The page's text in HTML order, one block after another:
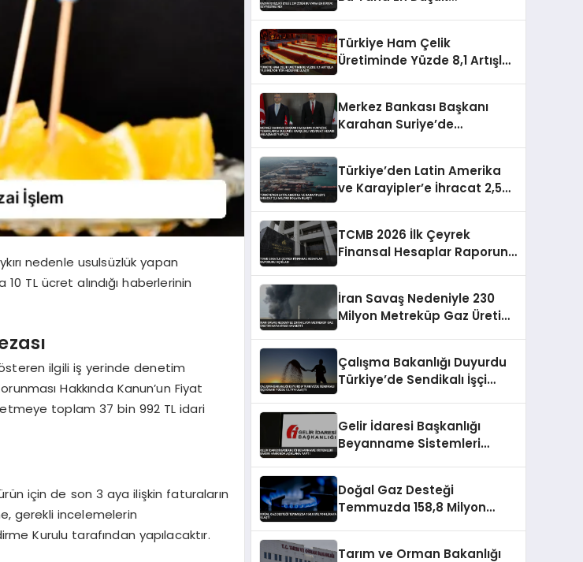
nedenle usulsüzlük yapan
TL ücret alındığı haberlerinin
ilgili iş yerinde denetim
Hakkında Kanun’un Fiyat
toplam 37 bin 992 TL idari
için de son 3 aya ilişkin faturaların
gerekli incelemelerin
Kurulu tarafından yapılacaktır.
Türkiye Ham Çelik
Üretiminde Yüzde 8,1 Artışla
Merkez Bankası Başkanı
Karahan Suriye’de
Anlaşması Yapıldı
Türkiye’den Latin Amerika
ve Karayipler’e İhracat 2,5
TCMB 2026 İlk Çeyrek
Finansal Hesaplar Raporunu
İran Savaş Nedeniyle 230
Milyon Metreküp Gaz Üretim
Çalışma Bakanlığı Duyurdu
Türkiye’de Sendikalı İşçi
Gelir İdaresi Başkanlığı
Beyanname Sistemleri
Doğal Gaz Desteği
Temmuzda 158,8 Milyon
Tarım ve Orman Bakanlığı